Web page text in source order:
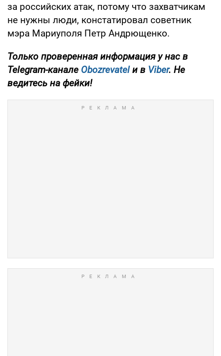
за российских атак, потому что захватчикам
не нужны люди, констатировал советник
мэра Мариуполя Петр Андрющенко.
Только проверенная информация у нас в
Telegram-канале Obozrevatelи в Viber. Не
ведитесь на фейки!